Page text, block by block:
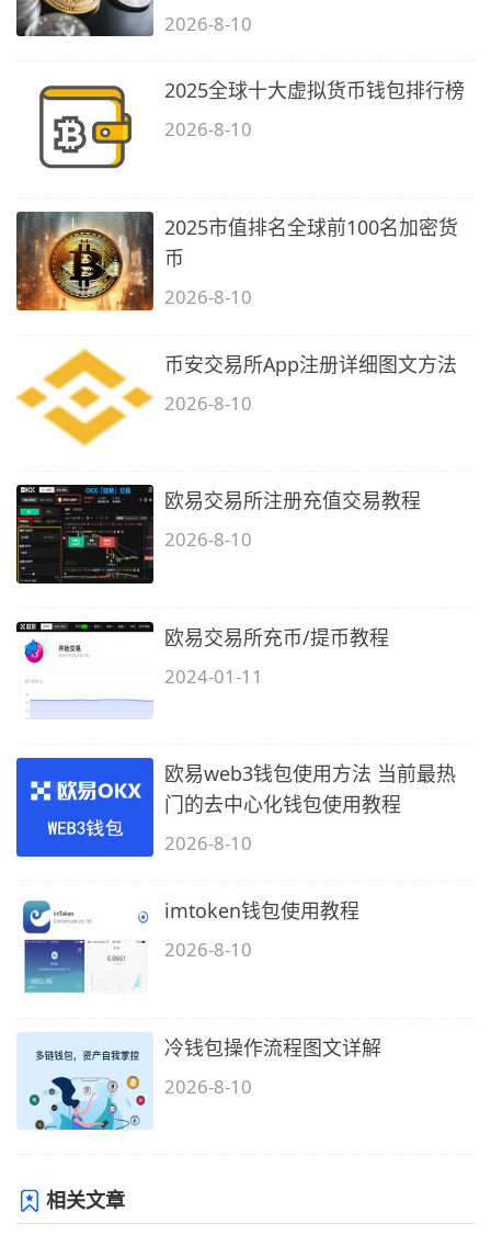
2026-8-10
2025全球十大虚拟货币钱包排行榜
2026-8-10
2025市值排名全球前100名加密货
币
2026-8-10
币安交易所App注册详细图文方法
2026-8-10
欧易交易所注册充值交易教程
2026-8-10
欧易交易所充币/提币教程
2024-01-11
欧易web3钱包使用方法 当前最热
门的去中心化钱包使用教程
2026-8-10
imtoken钱包使用教程
2026-8-10
冷钱包操作流程图文详解
2026-8-10
相关文章